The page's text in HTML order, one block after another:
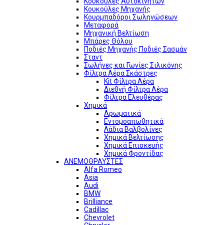
Κουκούλες Μηχανής
Κουρμπαδόροι Σωληνώσεων
Μεταφορά
Μηχανική Βελτίωση
Μπάρες Θόλου
Ποδιές Μηχανής Ποδιές Σασμάν
Σταντ
Σωλήνες και Γωνίες Σιλικόνης
Φίλτρα Αέρα Σκάστρες
Kit Φίλτρα Αέρα
Διεθνή Φίλτρα Αέρα
Φίλτρα Ελευθέρας
Χημικά
Αρωματικά
Εντομοαπωθητικά
Λάδια Βαλβολίνες
Χημικά Βελτίωσης
Χημικά Επισκευής
Χημικά Φροντίδας
ΑΝΕΜΟΘΡΑΥΣΤΕΣ
Alfa Romeo
Asia
Audi
BMW
Brilliance
Cadillac
Chevrolet